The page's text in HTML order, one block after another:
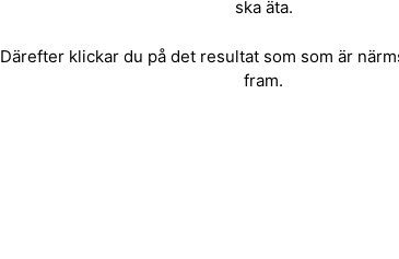
ska äta.
Därefter klickar du på det resultat som som är
fram.